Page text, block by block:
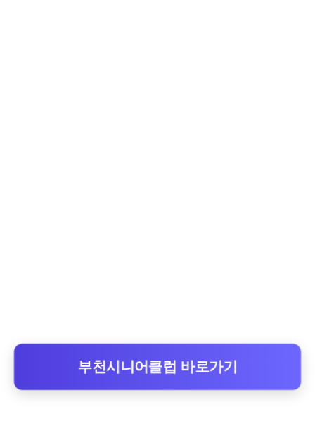
부천시니어클럽 바로가기